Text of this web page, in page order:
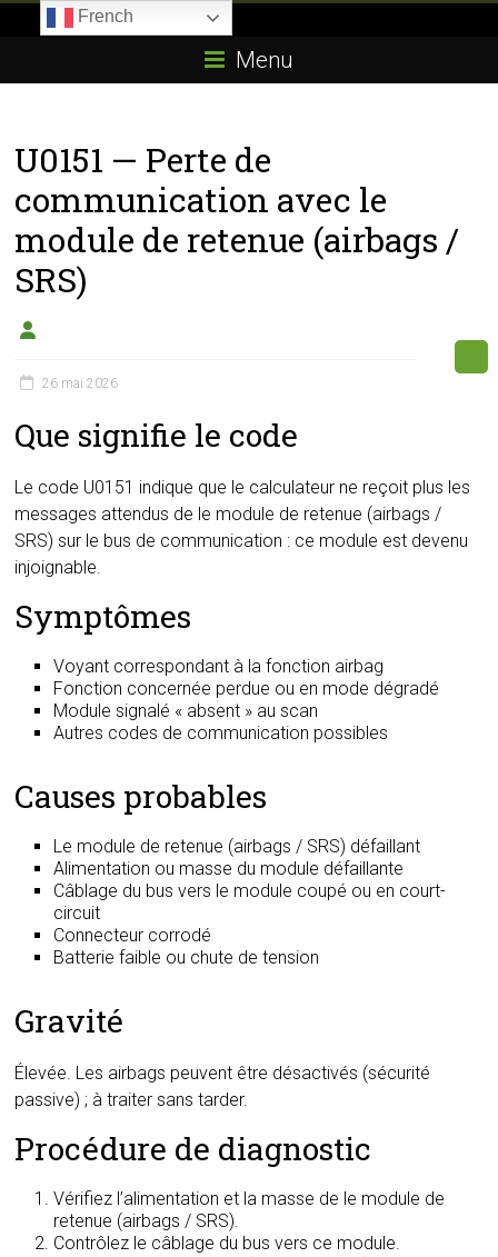
E85.com
passion
boîtier
éthanol
Menu
U0151 — Perte de
communication avec le
module de retenue (airbags /
SRS)
26 mai 2026
Que signifie le code
Le code U0151 indique que le calculateur ne reçoit plus les
messages attendus de le module de retenue (airbags /
SRS) sur le bus de communication : ce module est devenu
injoignable.
Symptômes
Voyant correspondant à la fonction airbag
Fonction concernée perdue ou en mode dégradé
Module signalé « absent » au scan
Autres codes de communication possibles
Causes probables
Le module de retenue (airbags / SRS) défaillant
Alimentation ou masse du module défaillante
Câblage du bus vers le module coupé ou en court-
circuit
Connecteur corrodé
Batterie faible ou chute de tension
Gravité
Élevée. Les airbags peuvent être désactivés (sécurité
passive) ; à traiter sans tarder.
Procédure de diagnostic
Vérifiez l’alimentation et la masse de le module de
retenue (airbags / SRS).
Contrôlez le câblage du bus vers ce module.
French